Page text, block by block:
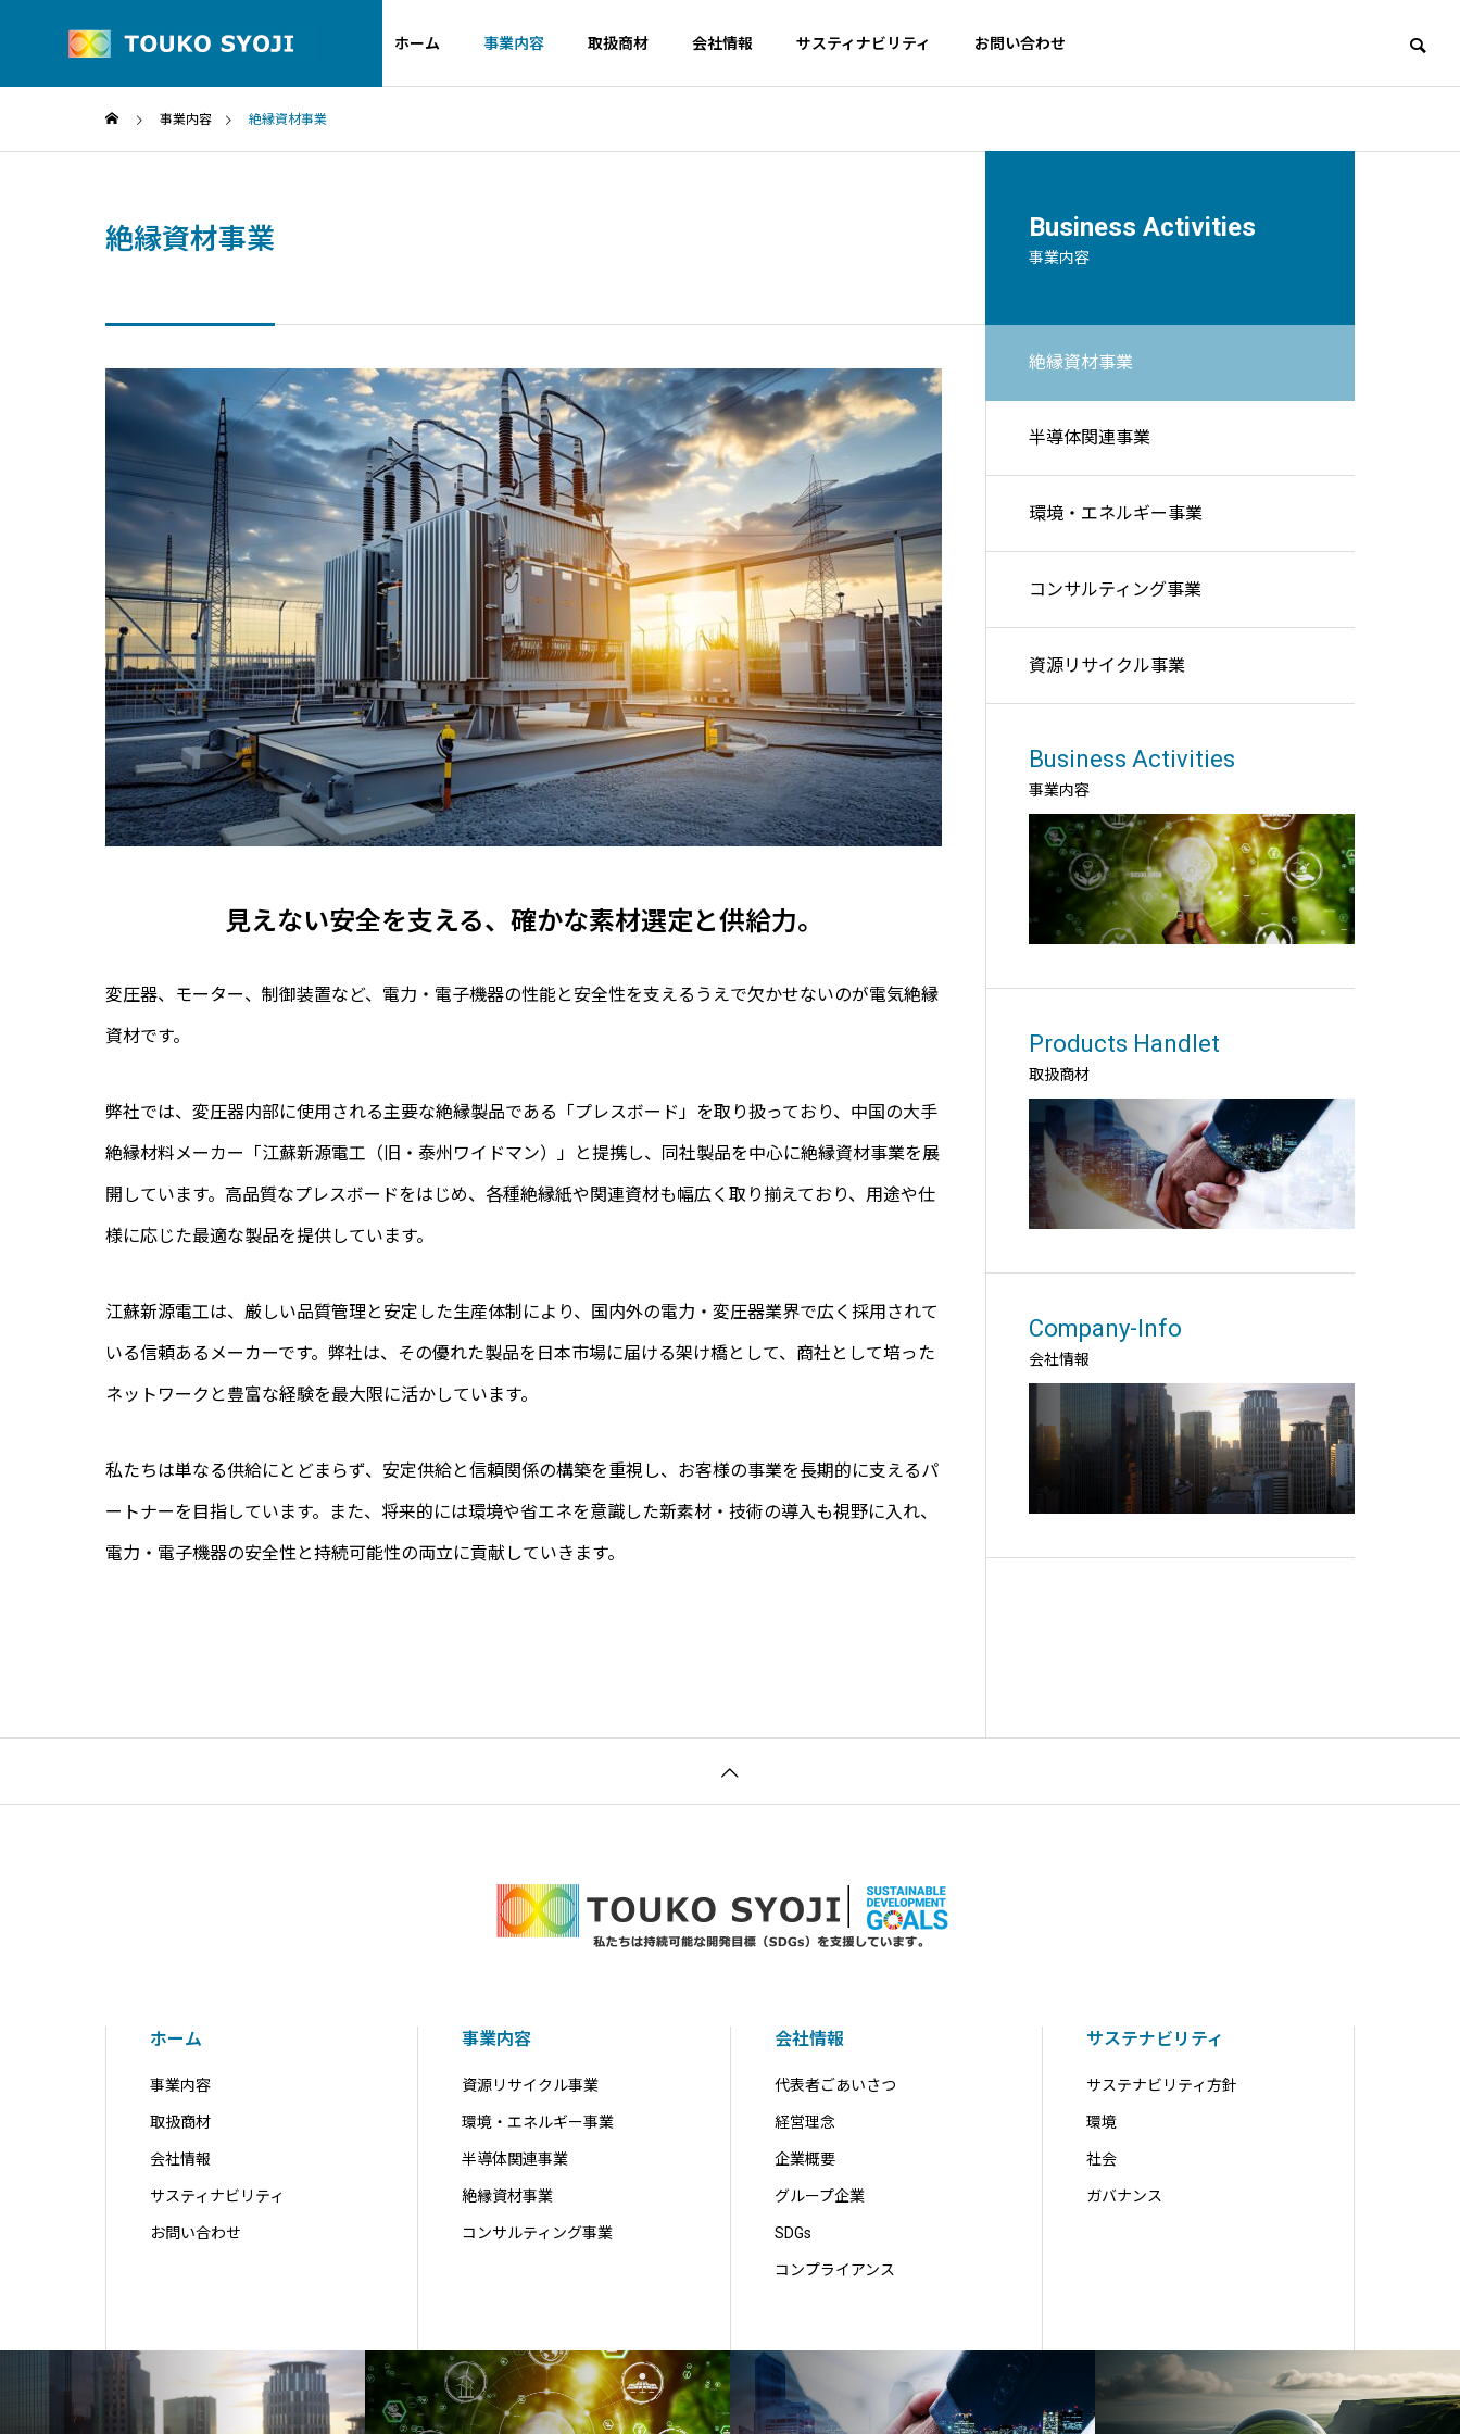
ホーム 事業内容 取扱商材 会社情報 サスティナビリティ お問い合わせ
Insulation
materials
絶縁資材事業
Semi-
conductor
半導体関連事業
Environment
Energy
環境・エネルギ
ー事業
Consulting
コンサルティン
グ事業
Recycling
資源リサイクル
代表者ごあいさつ
Group company
グループ企業
SDGs
SDGs
Compliance
コンプライアンス
事業内容 絶縁資材事業
絶縁資材事業
見えない安全を支える、確かな素材選定と供給力。
変圧器、モーター、制御装置など、電力・電子機器の性能と安全性を支えるうえで欠かせないのが電気絶縁
資材です。
弊社では、変圧器内部に使用される主要な絶縁製品である「プレスボード」を取り扱っており、中国の大手
絶縁材料メーカー「江蘇新源電工（旧・泰州ワイドマン）」と提携し、同社製品を中心に絶縁資材事業を展
開しています。高品質なプレスボードをはじめ、各種絶縁紙や関連資材も幅広く取り揃えており、用途や仕
様に応じた最適な製品を提供しています。
江蘇新源電工は、厳しい品質管理と安定した生産体制により、国内外の電力・変圧器業界で広く採用されて
いる信頼あるメーカーです。弊社は、その優れた製品を日本市場に届ける架け橋として、商社として培った
ネットワークと豊富な経験を最大限に活かしています。
私たちは単なる供給にとどまらず、安定供給と信頼関係の構築を重視し、お客様の事業を長期的に支えるパ
ートナーを目指しています。また、将来的には環境や省エネを意識した新素材・技術の導入も視野に入れ、
電力・電子機器の安全性と持続可能性の両立に貢献していきます。
Business Activities
事業内容
絶縁資材事業
半導体関連事業
環境・エネルギー事業
コンサルティング事業
資源リサイクル事業
Business Activities
事業内容
Products Handlet
取扱商材
Company-Info
会社情報
ホーム
事業内容
取扱商材
会社情報
サスティナビリティ
お問い合わせ
事業内容
資源リサイクル事業
環境・エネルギー事業
半導体関連事業
絶縁資材事業
コンサルティング事業
会社情報
代表者ごあいさつ
経営理念
企業概要
グループ企業
SDGs
コンプライアンス
サステナビリティ
サステナビリティ方針
環境
社会
ガバナンス